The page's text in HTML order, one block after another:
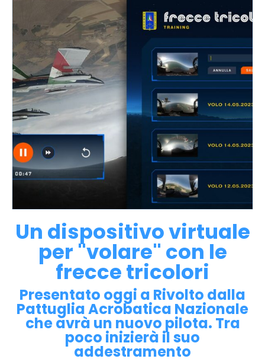
Un dispositivo virtuale
per "volare" con le
frecce tricolori
Presentato oggi a Rivolto dalla
Pattuglia Acrobatica Nazionale
che avrà un nuovo pilota. Tra
poco inizierà il suo
addestramento